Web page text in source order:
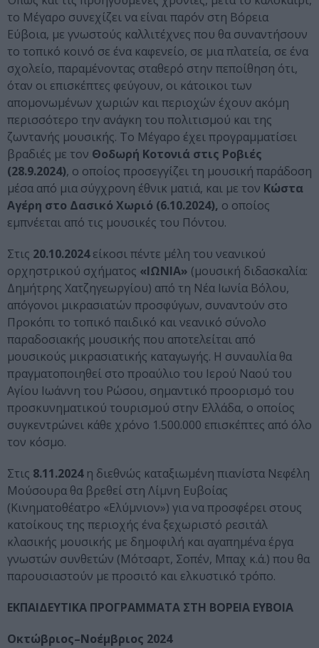
το Μέγαρο συνεχίζει να είναι παρόν στη Βόρεια
Εύβοια, με γνωστούς καλλιτέχνες που θα συναντήσουν
το τοπικό κοινό σε ένα καφενείο, σε μια πλατεία, σε ένα
σχολείο, παραμένοντας σταθερό στην πεποίθηση ότι,
όταν οι επισκέπτες φεύγουν, οι κάτοικοι των
απομονωμένων χωριών και περιοχών έχουν ακόμη
περισσότερο την ανάγκη του πολιτισμού και της
ζωντανής μουσικής. Το Μέγαρο έχει προγραμματίσει
βραδιές με τον Θοδωρή Κοτονιά στις Ροβιές
(28.9.2024), ο οποίος προσεγγίζει τη μουσική παράδοση
μέσα από μια σύγχρονη έθνικ ματιά, και με τον Κώστα
Αγέρη στο Δασικό Χωριό (6.10.2024), ο οποίος
εμπνέεται από τις μουσικές του Πόντου.
Στις 20.10.2024είκοσι πέντε μέλη του νεανικού
ορχηστρικού σχήματος «ΙΩΝΙΑ» (μουσική διδασκαλία:
Δημήτρης Χατζηγεωργίου) από τη Νέα Ιωνία Βόλου,
απόγονοι μικρασιατών προσφύγων, συναντούν στο
Προκόπι το τοπικό παιδικό και νεανικό σύνολο
παραδοσιακής μουσικής που αποτελείται από
μουσικούς μικρασιατικής καταγωγής. Η συναυλία θα
πραγματοποιηθεί στο προαύλιο του Ιερού Ναού του
Αγίου Ιωάννη του Ρώσου, σημαντικό προορισμό του
προσκυνηματικού τουρισμού στην Ελλάδα, ο οποίος
συγκεντρώνει κάθε χρόνο 1.500.000 επισκέπτες από όλο
τον κόσμο.
Στις 8.11.2024η διεθνώς καταξιωμένη πιανίστα Νεφέλη
Μούσουρα θα βρεθεί στη Λίμνη Ευβοίας
(Κινηματοθέατρο «Ελύμνιον») για να προσφέρει στους
κατοίκους της περιοχής ένα ξεχωριστό ρεσιτάλ
κλασικής μουσικής με δημοφιλή και αγαπημένα έργα
γνωστών συνθετών (Μότσαρτ, Σοπέν, Μπαχ κ.ά.) που θα
παρουσιαστούν με προσιτό και ελκυστικό τρόπο.
ΕΚΠΑΙΔΕΥΤΙΚΑ ΠΡΟΓΡΑΜΜΑΤΑ ΣΤΗ ΒΟΡΕΙΑ ΕΥΒΟΙΑ
Οκτώβριος–Νοέμβριος 2024